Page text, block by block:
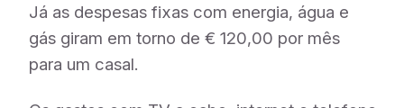
Já as despesas fixas com energia, água e
gás giram em torno de € 120,00 por mês
para um casal.